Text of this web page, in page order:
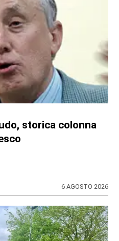
storica colonna
6 AGOSTO 2026